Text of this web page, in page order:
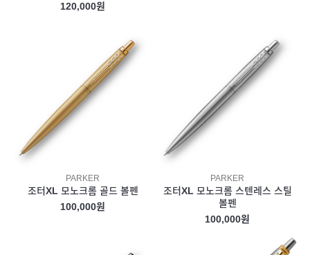
120,000원
PARKER
조터XL 모노크롬 골드 볼펜
100,000원
PARKER
조터XL 모노크롬 스텐레스 스틸
볼펜
100,000원